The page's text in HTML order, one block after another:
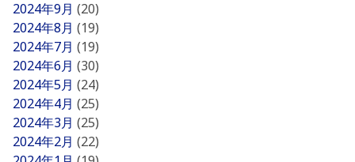
2024年9月 (20)
2024年8月 (19)
2024年7月 (19)
2024年6月 (30)
2024年5月 (24)
2024年4月 (25)
2024年3月 (25)
2024年2月 (22)